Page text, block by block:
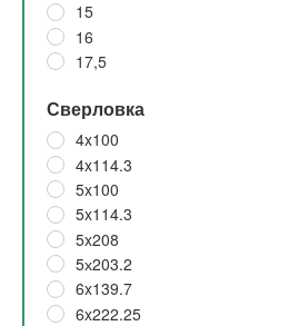
15
16
17,5
Сверловка
4x100
4x114.3
5x100
5x114.3
5x208
5х203.2
6x139.7
6x222.25